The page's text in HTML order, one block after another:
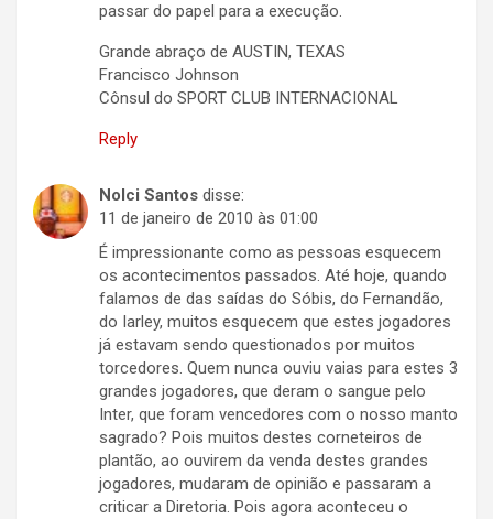
passar do papel para a execução.
Grande abraço de AUSTIN, TEXAS
Francisco Johnson
Cônsul do SPORT CLUB INTERNACIONAL
Reply
Nolci Santos disse:
11 de janeiro de 2010 às 01:00
É impressionante como as pessoas esquecem
os acontecimentos passados. Até hoje, quando
falamos de das saídas do Sóbis, do Fernandão,
do Iarley, muitos esquecem que estes jogadores
já estavam sendo questionados por muitos
torcedores. Quem nunca ouviu vaias para estes 3
grandes jogadores, que deram o sangue pelo
Inter, que foram vencedores com o nosso manto
sagrado? Pois muitos destes corneteiros de
plantão, ao ouvirem da venda destes grandes
jogadores, mudaram de opinião e passaram a
criticar a Diretoria. Pois agora aconteceu o